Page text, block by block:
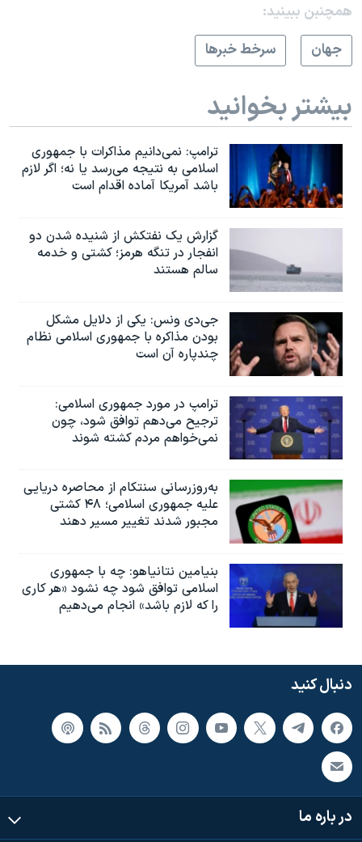
همچنبن ببینید:
جهان
سرخط خبرها
بیشتر بخوانید
ترامپ: نمی‌دانیم مذاکرات با جمهوری
اسلامی به نتیجه می‌رسد یا نه؛ اگر لازم
باشد آمریکا آماده اقدام است
گزارش یک نفتکش از شنیده شدن دو
انفجار در تنگه هرمز؛ کشتی و خدمه
سالم هستند
جی‌دی ونس: یکی از دلایل مشکل
بودن مذاکره با جمهوری اسلامی نظام
چندپاره آن است
ترامپ در مورد جمهوری اسلامی:
ترجیح می‌دهم توافق شود، چون
نمی‌خواهم مردم کشته شوند
به‌روزرسانی سنتکام از محاصره دریایی
علیه جمهوری اسلامی؛ ۴۸ کشتی
مجبور شدند تغییر مسیر دهند
بنیامین نتانیاهو: چه با جمهوری
اسلامی توافق شود چه نشود «هر کاری
را که لازم باشد» انجام می‌دهیم
دنبال کنید
در باره ما